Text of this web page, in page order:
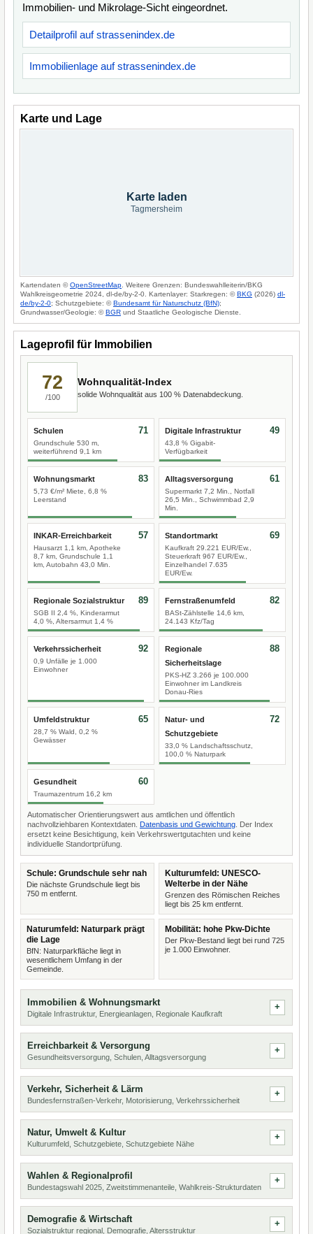
Immobilien- und Mikrolage-Sicht eingeordnet.
Detailprofil auf strassenindex.de
Immobilienlage auf strassenindex.de
Karte und Lage
Karte laden
Tagmersheim
Kartendaten ©OpenStreetMap . Weitere Grenzen: Bundeswahlleiterin/BKG
Wahlkreisgeometrie 2024, dl-de/by-2-0. Kartenlayer: Starkregen: ©BKG (2026) dl-
de/by-2-0; Schutzgebiete: ©Bundesamt für Naturschutz (BfN);
Grundwasser/Geologie: ©BGR und Staatliche Geologische Dienste.
Lageprofil für Immobilien
72
/100
Wohnqualität-Index
solide Wohnqualität aus 100 % Datenabdeckung.
Schulen
Grundschule 530 m,
weiterführend 9,1 km
71 Digitale Infrastruktur
43,8 % Gigabit-
Verfügbarkeit
49
Wohnungsmarkt
5,73 €/m² Miete, 6,8 %
Leerstand
83 Alltagsversorgung
Supermarkt 7,2 Min., Notfall
26,5 Min., Schwimmbad 2,9
Min.
61
INKAR-Erreichbarkeit
Hausarzt 1,1 km, Apotheke
8,7 km, Grundschule 1,1
km, Autobahn 43,0 Min.
57 Standortmarkt
Kaufkraft 29.221 EUR/Ew.,
Steuerkraft 967 EUR/Ew.,
Einzelhandel 7.635
EUR/Ew.
69
Regionale Sozialstruktur
SGB II 2,4 %, Kinderarmut
4,0 %, Altersarmut 1,4 %
89 Fernstraßenumfeld
BASt-Zählstelle 14,6 km,
24.143 Kfz/Tag
82
Verkehrssicherheit
0,9 Unfälle je 1.000
Einwohner
92
Regionale
Sicherheitslage
PKS-HZ 3.266 je 100.000
Einwohner im Landkreis
Donau-Ries
88
Umfeldstruktur
28,7 % Wald, 0,2 %
Gewässer
65
Natur- und
Schutzgebiete
33,0 % Landschaftsschutz,
100,0 % Naturpark
72
Gesundheit
Traumazentrum 16,2 km
60
Automatischer Orientierungswert aus amtlichen und öffentlich
nachvollziehbaren Kontextdaten. Datenbasis und Gewichtung . Der Index
ersetzt keine Besichtigung, kein Verkehrswertgutachten und keine
individuelle Standortprüfung.
Schule: Grundschule sehr nah
Die nächste Grundschule liegt bis
750 m entfernt.
Kulturumfeld: UNESCO-
Welterbe in der Nähe
Grenzen des Römischen Reiches
liegt bis 25 km entfernt.
Naturumfeld: Naturpark prägt
die Lage
BfN: Naturparkfläche liegt in
wesentlichem Umfang in der
Gemeinde.
Mobilität: hohe Pkw-Dichte
Der Pkw-Bestand liegt bei rund 725
je 1.000 Einwohner.
Immobilien & Wohnungsmarkt
Digitale Infrastruktur, Energieanlagen, Regionale Kaufkraft
Erreichbarkeit & Versorgung
Gesundheitsversorgung, Schulen, Alltagsversorgung
Verkehr, Sicherheit & Lärm
Bundesfernstraßen-Verkehr, Motorisierung, Verkehrssicherheit
Natur, Umwelt & Kultur
Kulturumfeld, Schutzgebiete, Schutzgebiete Nähe
Wahlen & Regionalprofil
Bundestagswahl 2025, Zweitstimmenanteile, Wahlkreis-Strukturdaten
Demografie & Wirtschaft
Sozialstruktur regional, Demografie, Altersstruktur